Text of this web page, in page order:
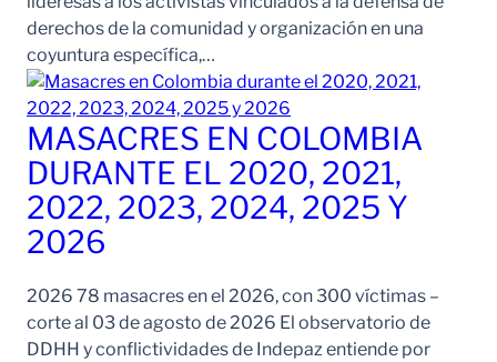
derechos de la comunidad y organización en una
coyuntura específica,…
MASACRES EN COLOMBIA
DURANTE EL 2020, 2021,
2022, 2023, 2024, 2025 Y
2026
2026 78 masacres en el 2026, con 300 víctimas –
corte al 03 de agosto de 2026 El observatorio de
DDHH y conflictividades de Indepaz entiende por